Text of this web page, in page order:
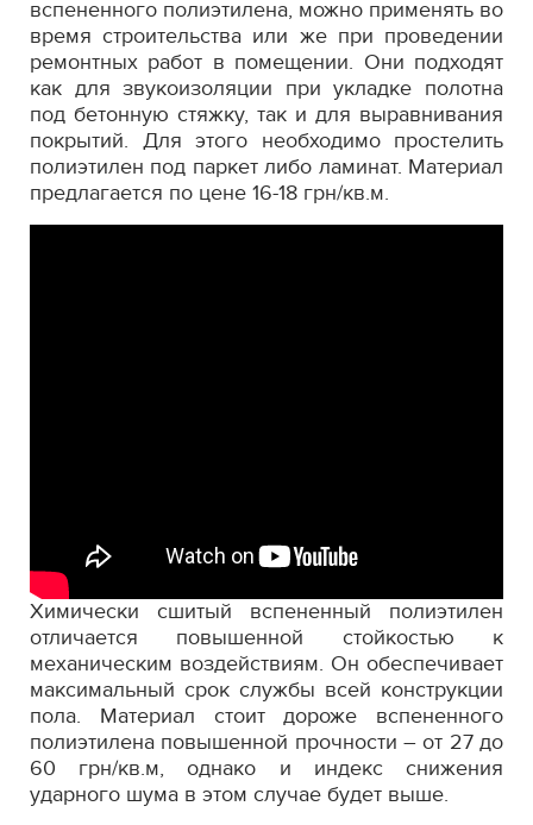
вспененного полиэтилена, можно применять во
время строительства или же при проведении
ремонтных работ в помещении. Они подходят
как для звукоизоляции при укладке полотна
под бетонную стяжку, так и для выравнивания
покрытий. Для этого необходимо простелить
полиэтилен под паркет либо ламинат. Материал
предлагается по цене 16-18 грн/кв.м.
Химически сшитый вспененный полиэтилен
отличается повышенной стойкостью к
механическим воздействиям. Он обеспечивает
максимальный срок службы всей конструкции
пола. Материал стоит дороже вспененного
полиэтилена повышенной прочности – от 27 до
60 грн/кв.м, однако и индекс снижения
ударного шума в этом случае будет выше.